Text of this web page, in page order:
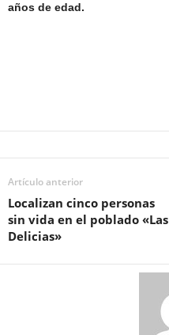
años de edad.
Artículo anterior
Localizan cinco personas
sin vida en el poblado «Las
Delicias»